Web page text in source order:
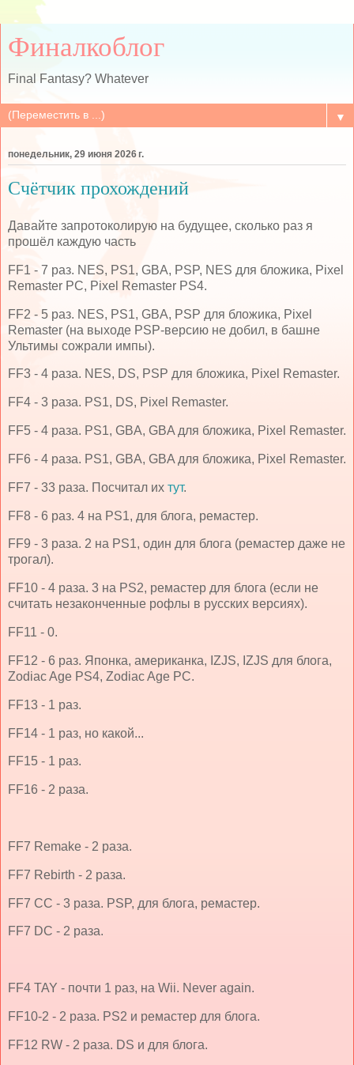
Финалкоблог
Final Fantasy? Whatever
▼
понедельник, 29 июня 2026 г.
Счётчик прохождений
Давайте запротоколирую на будущее, сколько раз я
прошёл каждую часть
FF1 - 7 раз. NES, PS1, GBA, PSP, NES для бложика, Pixel
Remaster PC, Pixel Remaster PS4.
FF2 - 5 раз. NES, PS1, GBA, PSP для бложика, Pixel
Remaster (на выходе PSP-версию не добил, в башне
Ультимы сожрали импы).
FF3 - 4 раза. NES, DS, PSP для бложика, Pixel Remaster.
FF4 - 3 раза. PS1, DS, Pixel Remaster.
FF5 - 4 раза. PS1, GBA, GBA для бложика, Pixel Remaster.
FF6 - 4 раза. PS1, GBA, GBA для бложика, Pixel Remaster.
FF7 - 33 раза. Посчитал их тут.
FF8 - 6 раз. 4 на PS1, для блога, ремастер.
FF9 - 3 раза. 2 на PS1, один для блога (ремастер даже не
трогал).
FF10 - 4 раза. 3 на PS2, ремастер для блога (если не
считать незаконченные рофлы в русских версиях).
FF11 - 0.
FF12 - 6 раз. Японка, американка, IZJS, IZJS для блога,
Zodiac Age PS4, Zodiac Age PC.
FF13 - 1 раз.
FF14 - 1 раз, но какой...
FF15 - 1 раз.
FF16 - 2 раза.
FF7 Remake - 2 раза.
FF7 Rebirth - 2 раза.
FF7 CC - 3 раза. PSP, для блога, ремастер.
FF7 DC - 2 раза.
FF4 TAY - почти 1 раз, на Wii. Never again.
FF10-2 - 2 раза. PS2 и ремастер для блога.
FF12 RW - 2 раза. DS и для блога.